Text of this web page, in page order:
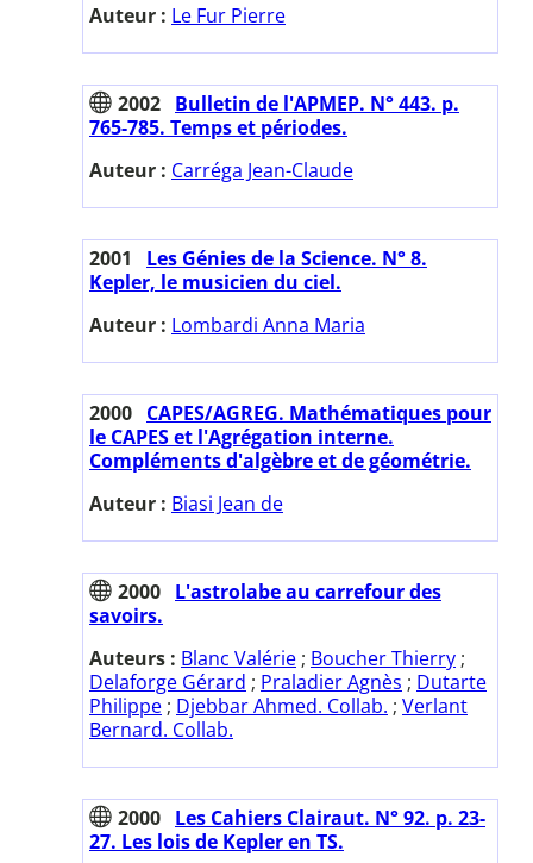
Auteur : Le Fur Pierre
2002 Bulletin de l'APMEP. N° 443. p.
765-785. Temps et périodes.
Auteur : Carréga Jean-Claude
2001
Les Génies de la Science. N° 8.
Kepler, le musicien du ciel.
Auteur : Lombardi Anna Maria
2000 CAPES/AGREG. Mathématiques pour
le CAPES et l'Agrégation interne.
Compléments d'algèbre et de géométrie.
Auteur : Biasi Jean de
2000 L'astrolabe au carrefour des
savoirs.
Auteurs : Blanc Valérie ; Boucher Thierry ;
Delaforge Gérard ; Praladier Agnès ; Dutarte
Philippe ; Djebbar Ahmed. Collab. ; Verlant
Bernard. Collab.
2000 Les Cahiers Clairaut. N° 92. p. 23-
27. Les lois de Kepler en TS.